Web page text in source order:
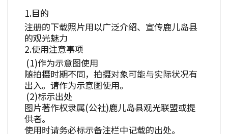
目的
注册的下载照片用以广泛介绍、宣传鹿儿岛县
的观光魅力
使用注意事项
作为示意图使用
随拍摄时期不同，拍摄对象可能与实际状况有
出入。请作为示意图使用。
标示出处
图片著作权隶属(公社)鹿儿岛县观光联盟或提
供者。
使用时请务必标示备注栏中记载的出处。